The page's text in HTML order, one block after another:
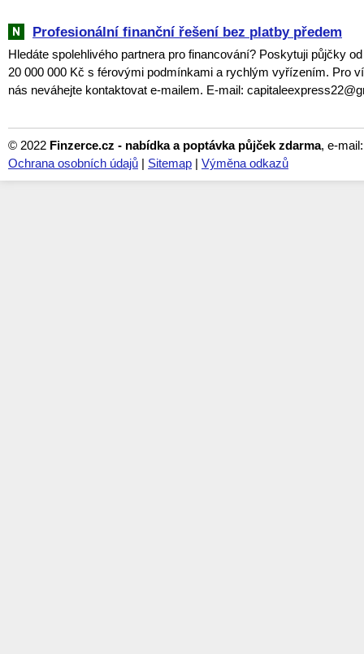
Profesionální finanční řešení bez platby předem
Hledáte spolehlivého partnera pro financování? Poskytuji půjčky
20 000 000 Kč s férovými podmínkami a rychlým vyřízením. Pro
nás neváhejte kontaktovat e-mailem. E-mail:
© 2022 Finzerce.cz - nabídka a poptávka půjček zdarma, e-
Ochrana osobních údajů | Sitemap | Výměna odkazů